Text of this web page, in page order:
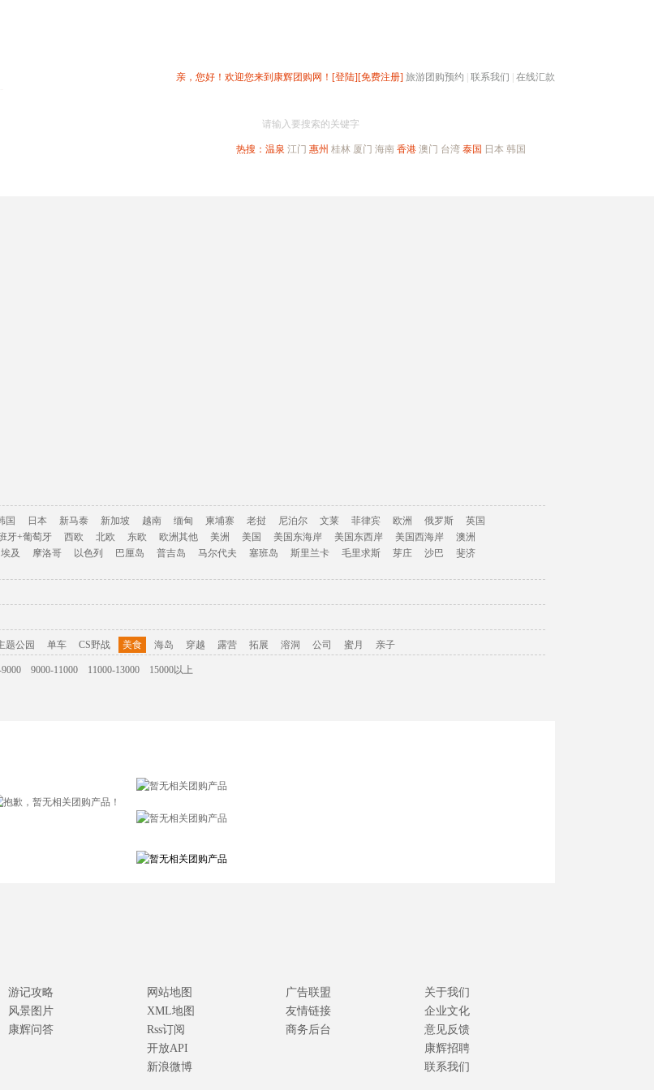
亲，您好！欢迎您来到康辉团购网！ [登陆][免费注册] 旅游团购预约 联系我们 在线汇款
请输入要搜索的关键字
热搜： 温泉 江门 惠州 桂林 厦门 海南 香港 澳门 台湾 泰国 日本 韩国
国 日本 新马泰 新加坡 越南 缅甸 柬埔寨 老挝 尼泊尔 文莱 菲律宾 欧洲 俄罗斯
英国
牙+葡萄牙 西欧 北欧 东欧 欧洲其他 美洲 美国 美国东海岸 美国东西岸 美国西海岸
澳洲
埃及 摩洛哥 以色列 巴厘岛 普吉岛 马尔代夫 塞班岛 斯里兰卡 毛里求斯 芽庄 沙巴
斐济
题公园 单车 CS野战 美食 海岛 穿越 露营 拓展 溶洞 公司 蜜月 亲子
9000-11000 11000-13000
15000以上
游记攻略
风景图片
康辉问答
网站地图
XML地图
Rss订阅
开放API
新浪微博
广告联盟
友情链接
商务后台
关于我们
企业文化
意见反馈
康辉招聘
联系我们